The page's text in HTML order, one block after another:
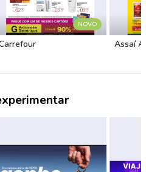
NOVO
Assaí